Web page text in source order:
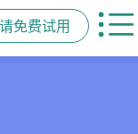
免费试用